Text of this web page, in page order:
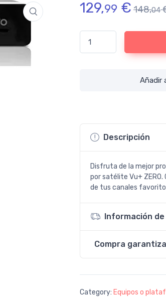
129,99 € 148,04
Receptor de TV por
Añadir
Descripción
Disfruta de la mejor
por satélite Vu+
de tus canales
Información
Compra
Category: Equipos o